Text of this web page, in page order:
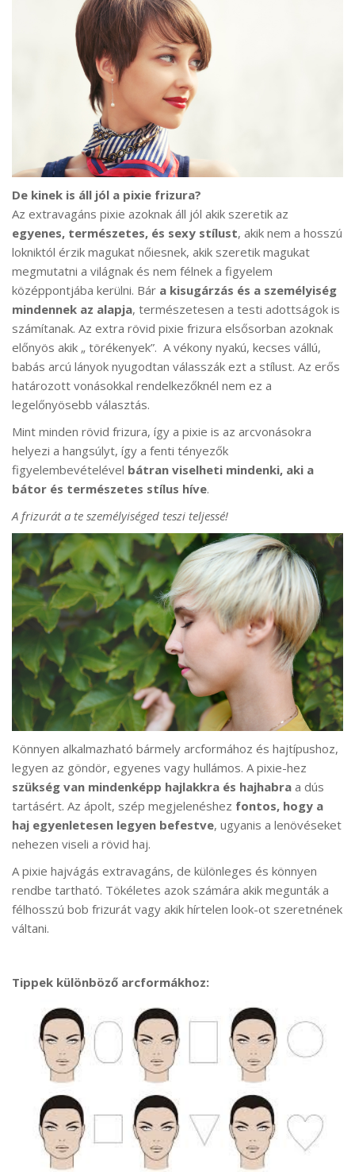
De kinek is áll jól a pixie frizura?
Az extravagáns pixie azoknak áll jól akik szeretik az
egyenes, természetes, és sexy stílust, akik nem a hosszú
lokniktól érzik magukat nőiesnek, akik szeretik magukat
megmutatni a világnak és nem félnek a figyelem
középpontjába kerülni. Bár a kisugárzás és a személyiség
mindennek az alapja, természetesen a testi adottságok is
számítanak. Az extra rövid pixie frizura elsősorban azoknak
előnyös akik „ törékenyek”. A vékony nyakú, kecses vállú,
babás arcú lányok nyugodtan válasszák ezt a stílust. Az erős
határozott vonásokkal rendelkezőknél nem ez a
legelőnyösebb választás.
Mint minden rövid frizura, így a pixie is az arcvonásokra
helyezi a hangsúlyt, így a fenti tényezők
figyelembevételével bátran viselheti mindenki, aki a
bátor és természetes stílus híve.
A frizurát a te személyiséged teszi teljessé!
Könnyen alkalmazható bármely arcformához és hajtípushoz,
legyen az göndör, egyenes vagy hullámos. A pixie-hez
szükség van mindenképp hajlakkra és hajhabra a dús
tartásért. Az ápolt, szép megjelenéshez fontos, hogy a
haj egyenletesen legyen befestve, ugyanis a lenövéseket
nehezen viseli a rövid haj.
A pixie hajvágás extravagáns, de különleges és könnyen
rendbe tartható. Tökéletes azok számára akik megunták a
félhosszú bob frizurát vagy akik hírtelen look-ot szeretnének
váltani.
Tippek különböző arcformákhoz: